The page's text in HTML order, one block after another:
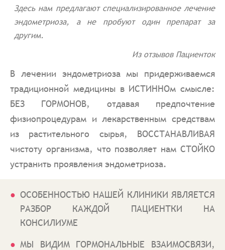
Здесь нам предлагают специализированное лечение
эндометриоза, а не пробуют один препарат за
другим.
Из отзывов Пациенток
В лечении эндометриоза мы придерживаемся
традиционной медицины в ИСТИННОм смысле:
БЕЗ ГОРМОНОВ, отдавая предпочтение
физиопроцедурам и лекарственным средствам
из растительного сырья, ВОССТАНАВЛИВАЯ
чистоту организма, что позволяет нам СТОЙКО
устранить проявления эндометриоза.
ОСОБЕННОСТЬЮ НАШЕЙ КЛИНИКИ ЯВЛЯЕТСЯ
РАЗБОР КАЖДОЙ ПАЦИЕНТКИ НА
КОНСИЛИУМЕ
МЫ ВИДИМ ГОРМОНАЛЬНЫЕ ВЗАИМОСВЯЗИ,